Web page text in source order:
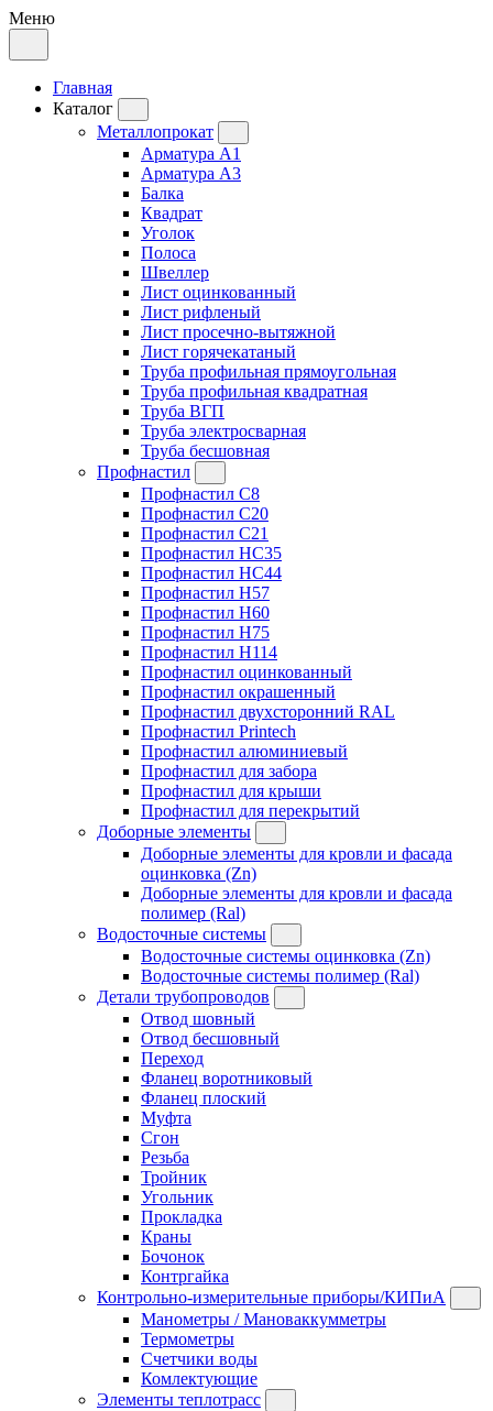
Меню
Главная
Каталог
Металлопрокат
Арматура А1
Арматура А3
Балка
Квадрат
Уголок
Полоса
Швеллер
Лист оцинкованный
Лист рифленый
Лист просечно-вытяжной
Лист горячекатаный
Труба профильная прямоугольная
Труба профильная квадратная
Труба ВГП
Труба электросварная
Труба бесшовная
Профнастил
Профнастил C8
Профнастил C20
Профнастил C21
Профнастил HC35
Профнастил HC44
Профнастил H57
Профнастил H60
Профнастил H75
Профнастил H114
Профнастил оцинкованный
Профнастил окрашенный
Профнастил двухсторонний RAL
Профнастил Printech
Профнастил алюминиевый
Профнастил для забора
Профнастил для крыши
Профнастил для перекрытий
Доборные элементы
Доборные элементы для кровли и фасада
оцинковка (Zn)
Доборные элементы для кровли и фасада
полимер (Ral)
Водосточные системы
Водосточные системы оцинковка (Zn)
Водосточные системы полимер (Ral)
Детали трубопроводов
Отвод шовный
Отвод бесшовный
Переход
Фланец воротниковый
Фланец плоский
Муфта
Сгон
Резьба
Тройник
Угольник
Прокладка
Краны
Бочонок
Контргайка
Контрольно-измерительные приборы/КИПиА
Манометры / Мановаккумметры
Термометры
Счетчики воды
Комлектующие
Элементы теплотрасс